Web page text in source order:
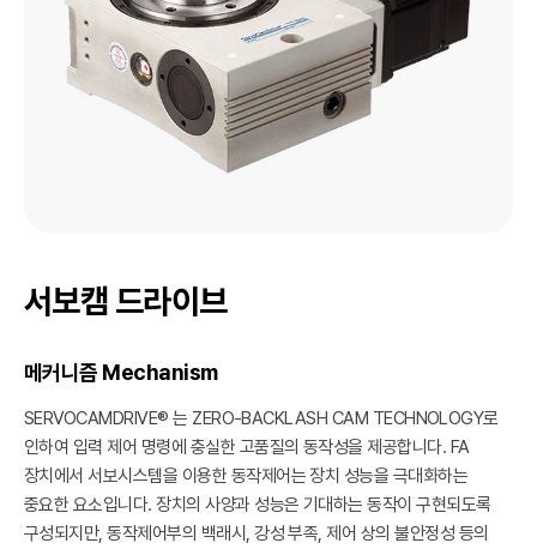
서보캠 드라이브
메커니즘 Mechanism
SERVOCAMDRIVE® 는 ZERO-BACKLASH CAM TECHNOLOGY로
인하여 입력 제어 명령에 충실한 고품질의 동작성을 제공합니다. FA
장치에서 서보시스템을 이용한 동작제어는 장치 성능을 극대화하는
중요한 요소입니다. 장치의 사양과 성능은 기대하는 동작이 구현되도록
구성되지만, 동작제어부의 백래시, 강성 부족, 제어 상의 불안정성 등의